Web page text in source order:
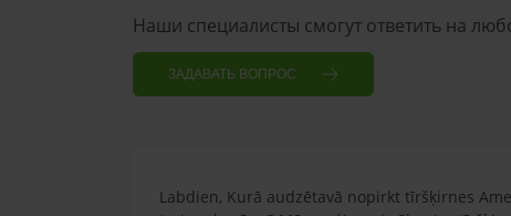
Наши специалисты смогут ответить на
ЗАДАВАТЬ ВОПРОС
Labdien, Kurā audzētavā nopirkt tīršķirnes